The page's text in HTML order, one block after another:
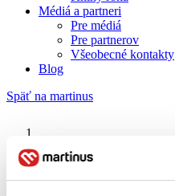
Médiá a partneri
Pre médiá
Pre partnerov
Všeobecné kontakty
Blog
Späť na martinus
Margaréta Cervanová